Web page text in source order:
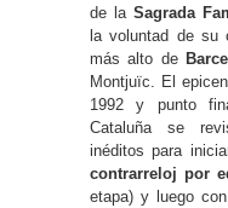
de la Sagrada
la voluntad de su
más alto de
Montjuïc. El
1992 y punto
Cataluña se
inéditos para
contrarreloj por
etapa) y luego con